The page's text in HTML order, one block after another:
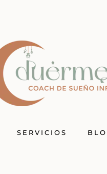
SERVICIOS